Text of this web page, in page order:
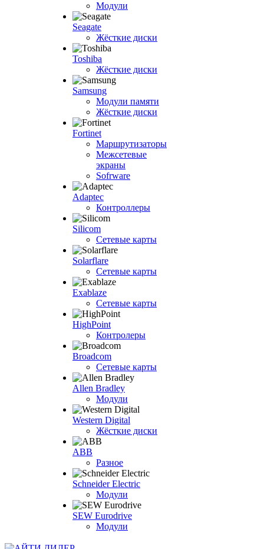
Модули
Seagate
Жёсткие диски
Toshiba
Жёсткие диски
Samsung
Модули памяти
Жёсткие диски
Fortinet
Маршрутизаторы
Межсетевые
экраны
Sofrware
Adaptec
Контроллеры
Silicom
Сетевые карты
Solarflare
Сетевые карты
Exablaze
Сетевые карты
HighPoint
Контролеры
Broadcom
Сетевые карты
Allen Bradley
Модули
Western Digital
Жёсткие диски
ABB
Разное
Schneider Electric
Модули
SEW Eurodrive
Модули